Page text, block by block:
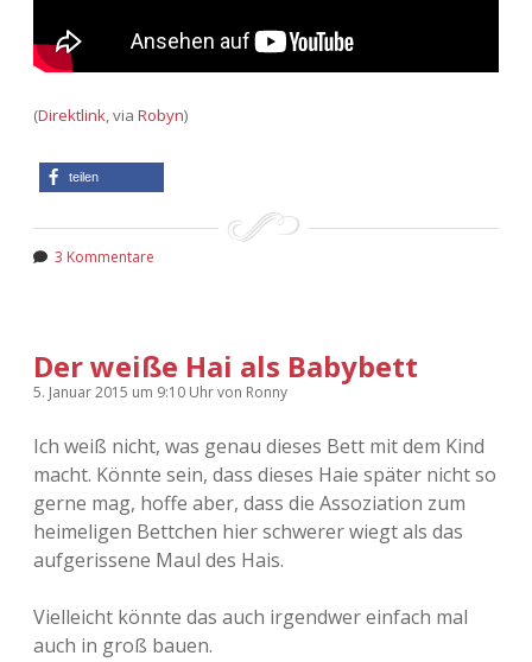
(Direktlink, via Robyn)
teilen
3 Kommentare
Der weiße Hai als Babybett
5. Januar 2015 um 9:10 Uhrvon Ronny
Ich weiß nicht, was genau dieses Bett mit dem Kind
macht. Könnte sein, dass dieses Haie später nicht so
gerne mag, hoffe aber, dass die Assoziation zum
heimeligen Bettchen hier schwerer wiegt als das
aufgerissene Maul des Hais.
Vielleicht könnte das auch irgendwer einfach mal
auch in groß bauen.